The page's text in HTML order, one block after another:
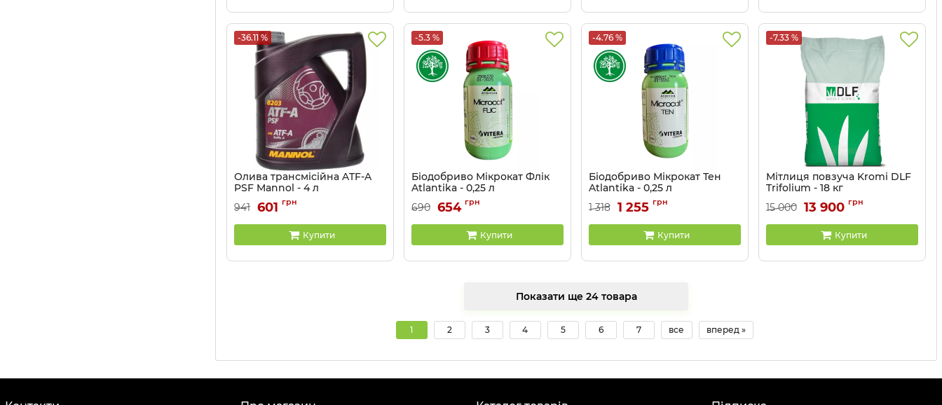
-36.11 %
Олива трансмісійна ATF-A
PSF Mannol - 4 л
Артикул: MN8203-4
941 601 грн
Купити
-5.3 %
Біодобриво Мікрокат Флік
Atlantika - 0,25 л
Артикул: 320308-025
690 654 грн
Купити
-4.76 %
Біодобриво Мікрокат Тен
Atlantika - 0,25 л
Артикул: 320307-025
1 318 1 255 грн
Купити
-7.33 %
Мітлиця повзуча Kromi DLF
Trifolium - 18 кг
Артикул: 2109055
15 000 13 900 грн
Купити
Показати ще 24 товара
1 2 3 4 5 6 7 все вперед »